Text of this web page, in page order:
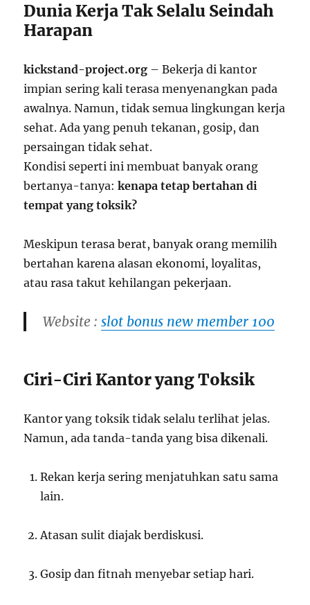
Dunia Kerja Tak Selalu Seindah
Harapan
kickstand-project.org – Bekerja di kantor
impian sering kali terasa menyenangkan pada
awalnya. Namun, tidak semua lingkungan kerja
sehat. Ada yang penuh tekanan, gosip, dan
persaingan tidak sehat.
Kondisi seperti ini membuat banyak orang
bertanya-tanya:kenapa tetap bertahan di
tempat yang toksik?
Meskipun terasa berat, banyak orang memilih
bertahan karena alasan ekonomi, loyalitas,
atau rasa takut kehilangan pekerjaan.
Website :slot bonus new member 100
Ciri-Ciri Kantor yang Toksik
Kantor yang toksik tidak selalu terlihat jelas.
Namun, ada tanda-tanda yang bisa dikenali.
Rekan kerja sering menjatuhkan satu sama
lain.
Atasan sulit diajak berdiskusi.
Gosip dan fitnah menyebar setiap hari.